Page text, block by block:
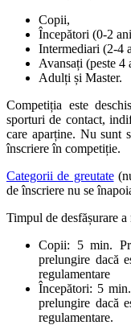
Copii,
Începători (0-2
Intermediari (2-4
Avansați (peste 4
Adulți și Master.
Competiția este
sporturi de contact,
care aparține. Nu sunt
înscriere în competiție.
Categorii de greutate
de înscriere nu se
Timpul de desfășurare
Copii: 5 min.
prelungire dacă
regulamentare
Începători: 5
prelungire dacă
regulamentare.